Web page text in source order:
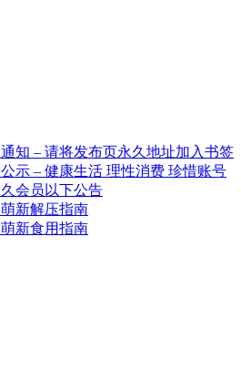
知 – 请将发布页永久地址加入书签
示 – 健康生活 理性消费 珍惜账号
会员以下公告
新解压指南
新食用指南